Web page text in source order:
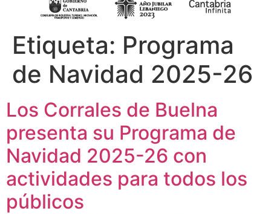
Etiqueta: Programa
de Navidad 2025-26
Los Corrales de Buelna
presenta su Programa de
Navidad 2025-26 con
actividades para todos los
públicos